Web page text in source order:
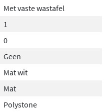
Met vaste wastafel
1
0
Geen
Mat wit
Mat
Polystone